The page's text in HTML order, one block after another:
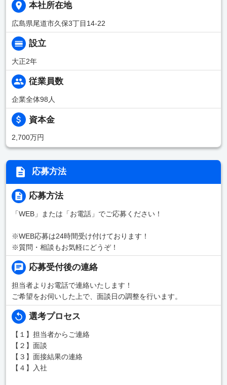
本社所在地
広島県尾道市久保3丁目14-22
設立
大正2年
従業員数
企業全体98人
資本金
2,700万円
応募方法
応募方法
「WEB」または「お電話」でご応募ください！
※WEB応募は24時間受け付けております！
※質問・相談もお気軽にどうぞ！
応募受付後の連絡
担当者よりお電話で連絡いたします！
ご希望をお伺いした上で、面談日の調整を行います。
選考プロセス
【１】担当者からご連絡
【２】面談
【３】面接結果の連絡
【４】入社